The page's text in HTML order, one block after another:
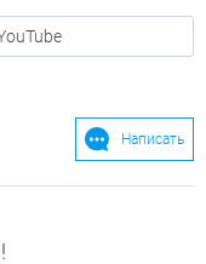
Написать